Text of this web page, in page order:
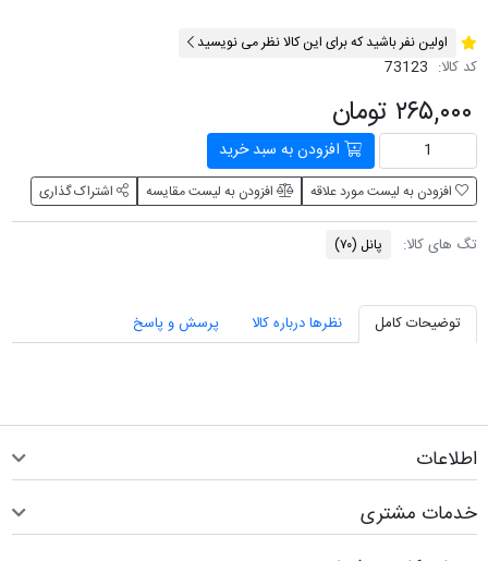
اولین نفر باشید که برای این کالا نظر می نویسید
کد کالا: 73123
۲۶۵,۰۰۰ تومان
افزودن به سبد خرید
افزودن به لیست مورد علاقه افزودن به لیست مقایسه اشتراک گذاری
تگ های کالا: پانل (۷۰)
توضیحات کامل نظرها درباره کالا پرسش و پاسخ
اطلاعات
خدمات مشتری